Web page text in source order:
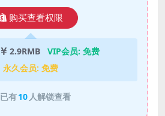
购买查看权限
2.9RMB VIP会员: 免费
永久会员: 免费
已有10 人解锁查看